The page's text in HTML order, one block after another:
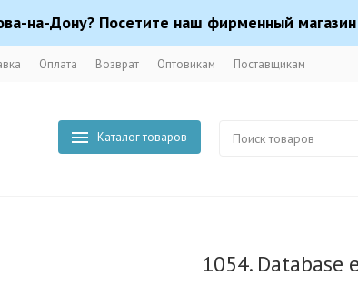
на-Дону? Посетите наш фирменный
Оплата Возврат Оптовикам Поставщикам
Каталог товаров
1054. Database